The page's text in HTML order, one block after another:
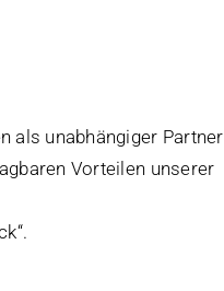
als unabhängiger Partner
Vorteilen unserer